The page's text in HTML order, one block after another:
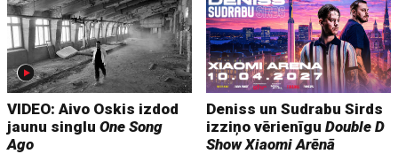
VIDEO: Aivo Oskis izdod
jaunu singluOne Song
Ago
Deniss un Sudrabu Sirds
izziņo vērienīguDouble D
Show Xiaomi Arēnā